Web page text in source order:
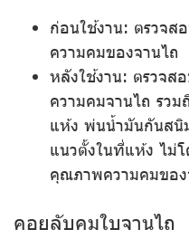
ก่อนใช้งาน: ตรวจส
ความคมของจานไถ
หลังใช้งาน: ตรวจส
ความคมจานไถ รวม
แห้ง พ่นน้ำมันกันสนิ
แนวตั้งในที่แห้ง ไม่
คุณภาพความคมของ
คอยลับคมใบจานไถ